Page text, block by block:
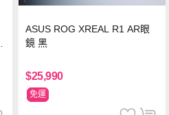
ASUS ROG XREAL R1 AR眼
鏡 黑
$25,990
免運